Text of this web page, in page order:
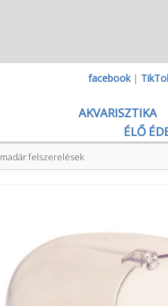
facebook|
AKVARISZTIKA
ÉLŐ
madár felszerelések